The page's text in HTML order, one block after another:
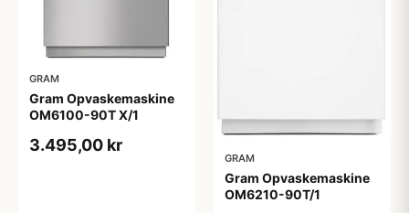
GRAM
Gram Opvaskemaskine
OM6100-90T X/1
3.495,00 kr
GRAM
Gram Opvaskemaskine
OM6210-90T/1